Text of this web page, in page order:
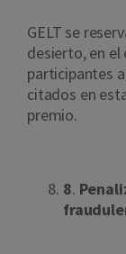
GELT se
desierto, en el
participantes
citados en
premio.
8.